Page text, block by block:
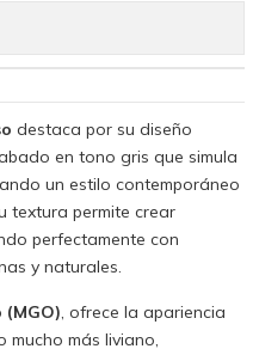
destaca por su diseño
en tono gris que simula
un estilo contemporáneo
textura permite crear
perfectamente con
y naturales.
, ofrece la apariencia
mucho más liviano,